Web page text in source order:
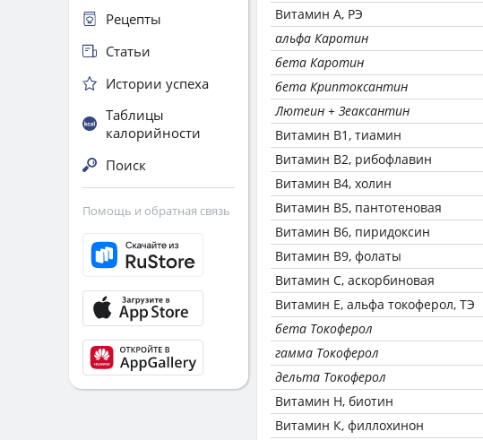
Витамин А, РЭ
альфа Каротин
бета Каротин
бета Криптоксантин
Лютеин + Зеаксантин
Витамин В1, тиамин
Витамин В2, рибофлавин
Витамин В4, холин
Витамин В5, пантотеновая
Витамин В6, пиридоксин
Витамин В9, фолаты
Витамин C, аскорбиновая
Витамин Е, альфа токоферол, ТЭ
бета Токоферол
гамма Токоферол
дельта Токоферол
Витамин Н, биотин
Витамин К, филлохинон
Рецепты
Статьи
Истории успеха
Таблицы
калорийности
Поиск
Помощь и обратная связь